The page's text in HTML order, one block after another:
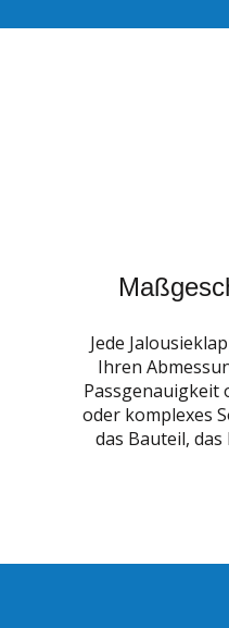
Jede
Ihren
Passgenauigkeit
oder komplexes
das Bauteil,